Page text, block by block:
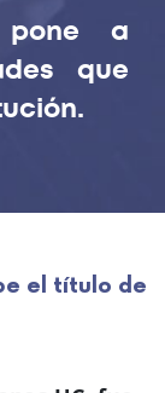
pone a
que
el título de